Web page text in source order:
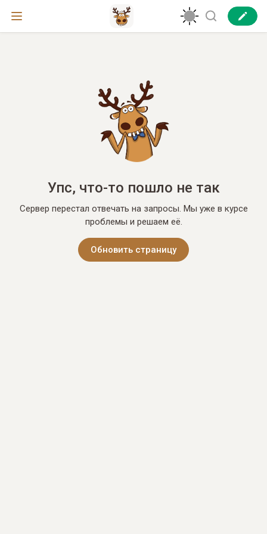
Упс, что-то пошло не так
Сервер перестал отвечать на запросы. Мы уже в курсе
проблемы и решаем её.
Обновить страницу